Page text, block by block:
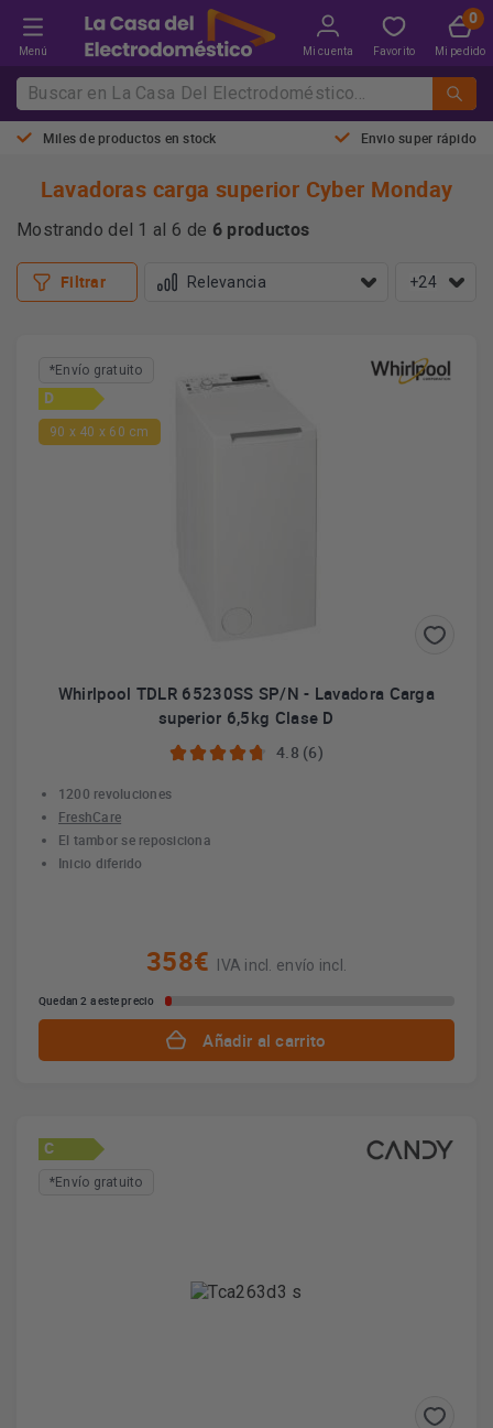
Menú Mi cuenta Favorito Mi pedido
Miles de productos en stock Envio super rápido
Lavadoras carga superior Cyber Monday
Mostrando del 1 al 6 de 6 productos
Filtrar +24
*Envío gratuito
D
90 x 40 x 60 cm
Whirlpool TDLR 65230SS SP/N - Lavadora Carga
superior 6,5kg Clase D
4.8 (6)
1200 revoluciones
FreshCare
El tambor se reposiciona
Inicio diferido
358€ IVA incl. envío incl.
Quedan 2 a este precio
Añadir al carrito
C
*Envío gratuito